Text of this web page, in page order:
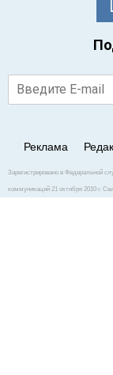
Реклама
Зарегистрировано в Федеральной
коммуникаций 21 октября 2010 г.